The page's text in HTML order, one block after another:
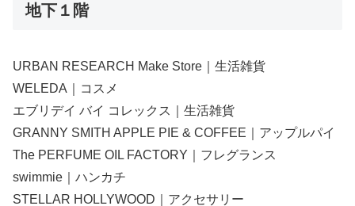
地下１階
URBAN RESEARCH Make Store｜生活雑貨
WELEDA｜コスメ
エブリデイ バイ コレックス｜生活雑貨
GRANNY SMITH APPLE PIE & COFFEE｜アップルパイ
The PERFUME OIL FACTORY｜フレグランス
swimmie｜ハンカチ
STELLAR HOLLYWOOD｜アクセサリー